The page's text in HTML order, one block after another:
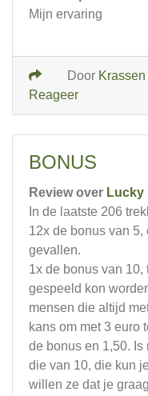
Mijn ervaring
Door
Reageer
BONUS
Review over Lucky
In de laatste 206
12x de bonus van 5,
gevallen.
1x de bonus van
gespeeld kon
mensen die altijd
kans om met 3 euro
de bonus en 1,50.
die van 10, die kun
willen ze dat je